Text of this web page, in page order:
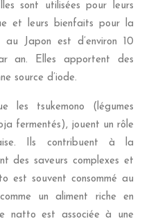
sont utilisées pour leurs
et leurs bienfaits pour la
au Japon est d’environ 10
an. Elles apportent des
source d’iode.
les tsukemono (légumes
fermentés), jouent un rôle
Ils contribuent à la
des saveurs complexes et
est souvent consommé au
un aliment riche en
natto est associée à une